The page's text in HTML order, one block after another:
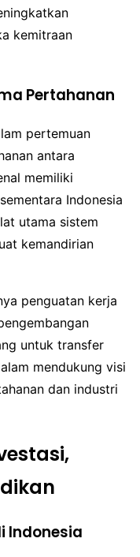
kemitraan
Pertahanan
pertemuan
antara
memiliki
Indonesia
utama sistem
kemandirian
penguatan kerja
untuk transfer
mendukung visi
dan industri
Indonesia